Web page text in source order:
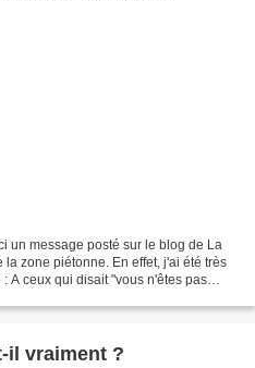
un message posté sur le blog de La
zone piétonne. En effet, j'ai été très
A ceux qui disait "vous n'êtes pas
il vraiment ?